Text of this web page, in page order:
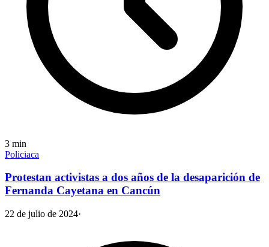
3 min
Policiaca
Protestan activistas a dos años de la desaparición de
Fernanda Cayetana en Cancún
22 de julio de 2024·